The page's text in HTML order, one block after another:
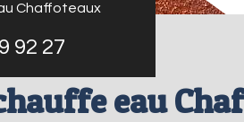
Chaffoteaux
92 27
eau